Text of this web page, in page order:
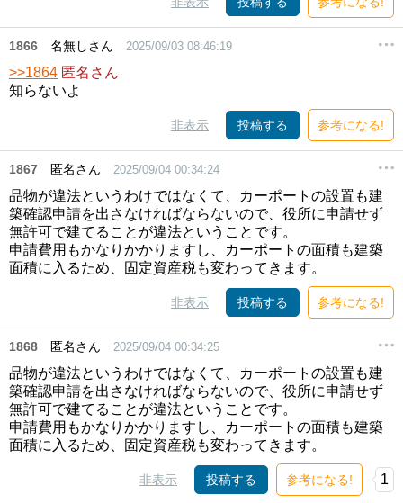
1866 名無しさん 2025/09/03 08:46:19
>>1864 匿名さん
知らないよ
非表示 投稿する 参考になる!
1867 匿名さん 2025/09/04 00:34:24
品物が違法というわけではなくて、カーポートの設置も建
築確認申請を出さなければならないので、役所に申請せず
無許可で建てることが違法ということです。
申請費用もかなりかかりますし、カーポートの面積も建築
面積に入るため、固定資産税も変わってきます。
非表示 投稿する 参考になる!
1868 匿名さん 2025/09/04 00:34:25
品物が違法というわけではなくて、カーポートの設置も建
築確認申請を出さなければならないので、役所に申請せず
無許可で建てることが違法ということです。
申請費用もかなりかかりますし、カーポートの面積も建築
面積に入るため、固定資産税も変わってきます。
非表示 投稿する 参考になる! 1